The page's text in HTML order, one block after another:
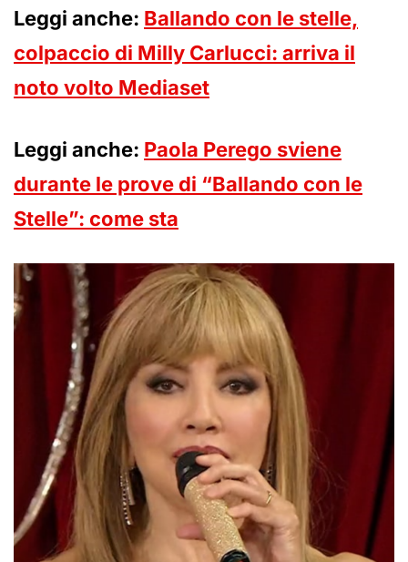
Leggi anche: Ballando con le stelle,
colpaccio di Milly Carlucci: arriva il
noto volto Mediaset
Leggi anche: Paola Perego sviene
durante le prove di “Ballando con le
Stelle”: come sta